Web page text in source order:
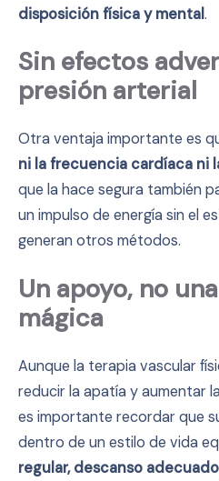
disposición física y mental.
Sin efectos
presión arterial
Otra ventaja importante es
ni la frecuencia cardíaca ni
que la hace segura también
un impulso de energía sin el
generan otros métodos.
Un apoyo, no
mágica
Aunque la terapia vascular
reducir la apatía y aumentar
es importante recordar que
dentro de un estilo de vida
regular, descanso